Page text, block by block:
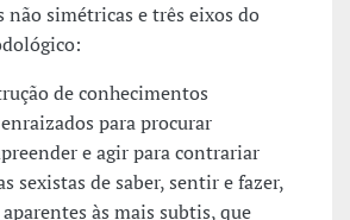
não simétricas e três eixos do
de conhecimentos
para procurar
e agir para contrariar
sexistas de saber, sentir e fazer,
às mais subtis, que